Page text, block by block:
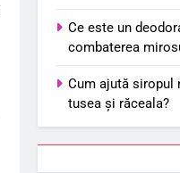
Ce este un
combaterea
Cum ajută siropul
tusea și răceala?